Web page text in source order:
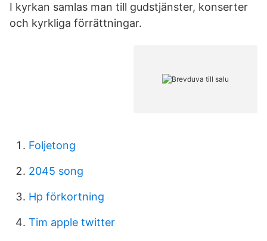
I kyrkan samlas man till gudstjänster, konserter
och kyrkliga förrättningar.
Foljetong
2045 song
Hp förkortning
Tim apple twitter